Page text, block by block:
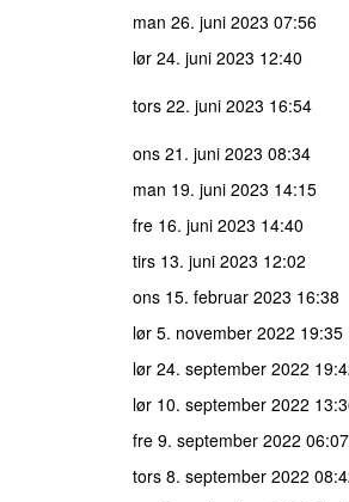
man 26. juni 2023 07:56
lør 24. juni 2023 12:40
tors 22. juni 2023 16:54
ons 21. juni 2023 08:34
man 19. juni 2023 14:15
fre 16. juni 2023 14:40
tirs 13. juni 2023 12:02
ons 15. februar 2023 16:38
lør 5. november 2022 19:35
lør 24. september 2022
lør 10. september 2022
fre 9. september 2022 06:07
tors 8. september 2022